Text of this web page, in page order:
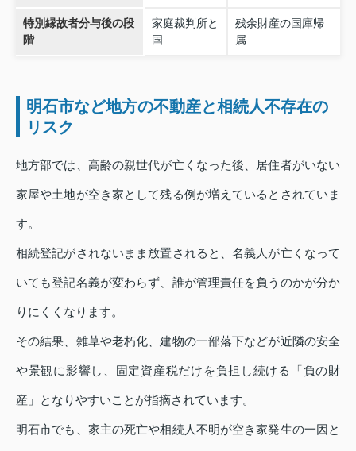
特別縁故者分与後の段
階
家庭裁判所と
国
残余財産の国庫帰
属
明石市など地方の不動産と相続人不存在の
リスク
地方部では、高齢の親世代が亡くなった後、居住者がいない
家屋や土地が空き家として残る例が増えているとされていま
す。
相続登記がされないまま放置されると、名義人が亡くなって
いても登記名義が変わらず、誰が管理責任を負うのかが分か
りにくくなります。
その結果、雑草や老朽化、建物の一部落下などが近隣の安全
や景観に影響し、固定資産税だけを負担し続ける「負の財
産」となりやすいことが指摘されています。
明石市でも、家主の死亡や相続人不明が空き家発生の一因と